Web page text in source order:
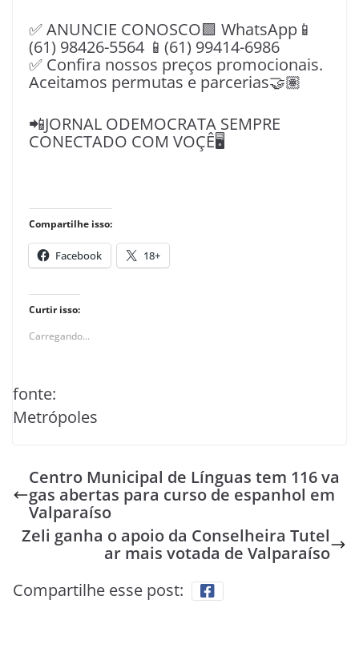
✅ ANUNCIE CONOSCO🟩 WhatsApp📱
(61) 98426-5564 📱(61) 99414-6986
✅ Confira nossos preços promocionais.
Aceitamos permutas e parcerias🤝🏽
📲JORNAL ODEMOCRATA SEMPRE
CONECTADO COM VOÇÊ🖥️
Compartilhe isso:
Facebook 18+
Curtir isso:
Carregando...
fonte:
Metrópoles
Centro Municipal de Línguas tem 116 va
gas abertas para curso de espanhol em
Valparaíso
Zeli ganha o apoio da Conselheira Tutel
ar mais votada de Valparaíso
Compartilhe esse post: